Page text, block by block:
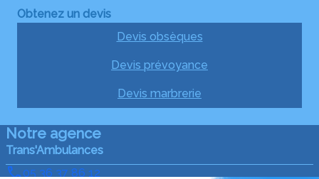
Obtenez un devis
Devis obsèques
Devis prévoyance
Devis marbrerie
Notre agence
Trans'Ambulances
05 36 37 86 12